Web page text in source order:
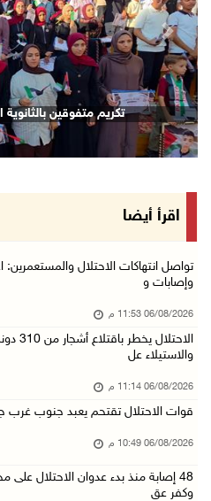
06/آب/2026 09:59 م
06/آب/2026 09:17 م
إصابة مسن بجروح ورضوض إثر
06/آب/2026 09:13 م
ورشة توصي بخطة عاجلة لاستعادة
الرئيس يستقبل مجلس بلدية رام
جماهير شعبنا تشيع جثمان الشهيد
الاحتلال يوسع حملات الدهم
06/آب/2026 08:06 م
الرئيس المصري وملك البحرين
رابطة العالم الإسلامي تدين تواصل
تكريم متفوقين
Next
اقرأ أيضا
تواصل انتهاكات الاحتلال والمستعمرين:
وإصابات و
06/08/2026 11:53 م
الاحتلال يخطر
والاستيلاء عل
06/08/2026 11:14 م
قوات الاحتلال تقتحم يعبد جنوب غرب
06/08/2026 10:49 م
48 إصابة منذ بدء عدوان الاحتلال على
وكفر عق